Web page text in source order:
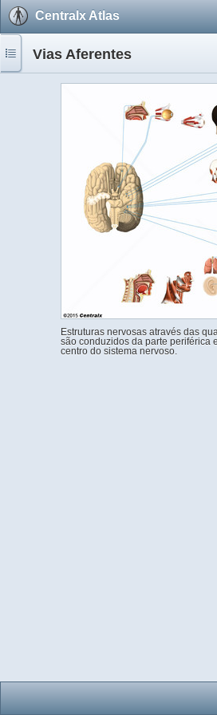
Centralx Atlas
Vias Aferentes
Estruturas nervosas através das
são conduzidos da parte periférica
centro do sistema nervoso.